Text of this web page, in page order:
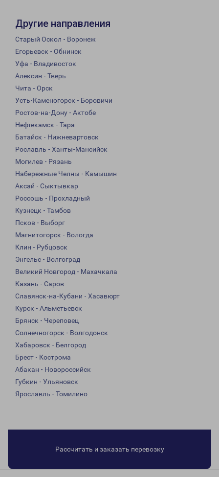
Другие направления
Старый Оскол - Воронеж
Егорьевск - Обнинск
Уфа - Владивосток
Алексин - Тверь
Чита - Орск
Усть-Каменогорск - Боровичи
Ростов-на-Дону - Актобе
Нефтекамск - Тара
Батайск - Нижневартовск
Рославль - Ханты-Мансийск
Могилев - Рязань
Набережные Челны - Камышин
Аксай - Сыктывкар
Россошь - Прохладный
Кузнецк - Тамбов
Псков - Выборг
Магнитогорск - Вологда
Клин - Рубцовск
Энгельс - Волгоград
Великий Новгород - Махачкала
Казань - Саров
Славянск-на-Кубани - Хасавюрт
Курск - Альметьевск
Брянск - Череповец
Солнечногорск - Волгодонск
Хабаровск - Белгород
Брест - Кострома
Абакан - Новороссийск
Губкин - Ульяновск
Ярославль - Томилино
Рассчитать и заказать перевозку